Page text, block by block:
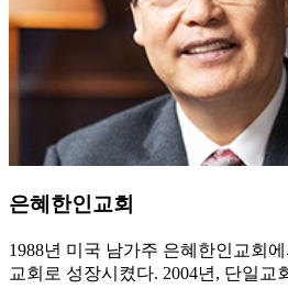
은혜한인교회
1988년 미국 남가주 은혜한인교회
교회로 성장시켰다. 2004년, 단일